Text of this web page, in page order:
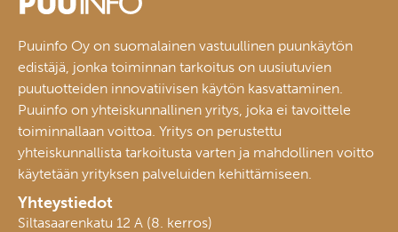
Puuinfo Oy on suomalainen vastuullinen puunkäytön
edistäjä, jonka toiminnan tarkoitus on uusiutuvien
puutuotteiden innovatiivisen käytön kasvattaminen.
Puuinfo on yhteiskunnallinen yritys, joka ei tavoittele
toiminnallaan voittoa. Yritys on perustettu
yhteiskunnallista tarkoitusta varten ja mahdollinen voitto
käytetään yrityksen palveluiden kehittämiseen.
Yhteystiedot
Siltasaarenkatu 12 A (8. kerros)